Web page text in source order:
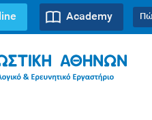
Academy